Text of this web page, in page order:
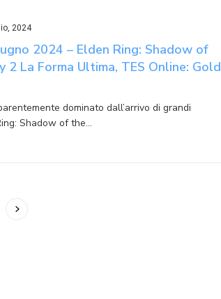
2024
2024 – Elden Ring: Shadow of
2 La Forma Ultima, TES Online: Gold
dominato dall’arrivo di grandi
Shadow of the…